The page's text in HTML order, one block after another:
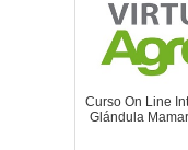
Curso On Line
Glándula